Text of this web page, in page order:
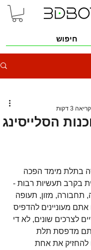
הסלייסינג
3 דקות
בתלת מימד הפכה
בקרב תעשיות רבות -
תחבורה, מזון, תעופה
מעוניינים להדפיס
לצרכים שונים, לא די
מדפסת תלת
להחזיק את אחת